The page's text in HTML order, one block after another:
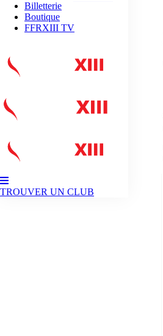
Billetterie
Boutique
FFRXIII TV
TROUVER UN CLUB